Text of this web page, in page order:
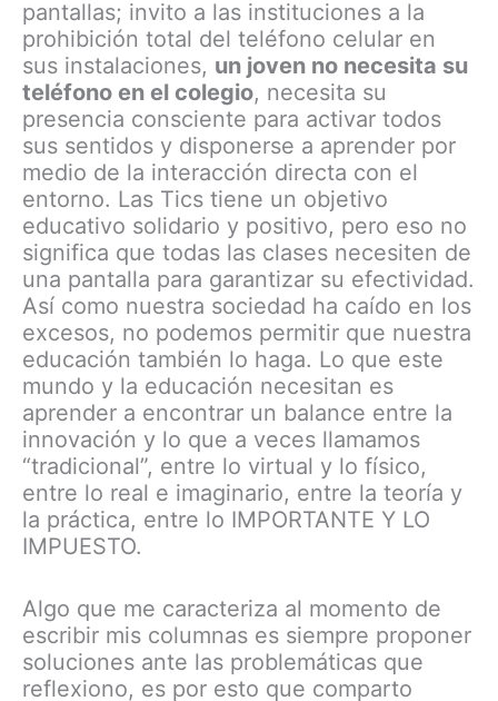
pantallas; invito a las instituciones a la
prohibición total del teléfono celular en
sus instalaciones, un joven no necesita su
teléfono en el colegio, necesita su
presencia consciente para activar todos
sus sentidos y disponerse a aprender por
medio de la interacción directa con el
entorno. Las Tics tiene un objetivo
educativo solidario y positivo, pero eso no
significa que todas las clases necesiten de
una pantalla para garantizar su efectividad.
Así como nuestra sociedad ha caído en los
excesos, no podemos permitir que nuestra
educación también lo haga. Lo que este
mundo y la educación necesitan es
aprender a encontrar un balance entre la
innovación y lo que a veces llamamos
“tradicional”, entre lo virtual y lo físico,
entre lo real e imaginario, entre la teoría y
la práctica, entre lo IMPORTANTE Y LO
IMPUESTO.
Algo que me caracteriza al momento de
escribir mis columnas es siempre proponer
soluciones ante las problemáticas que
reflexiono, es por esto que comparto